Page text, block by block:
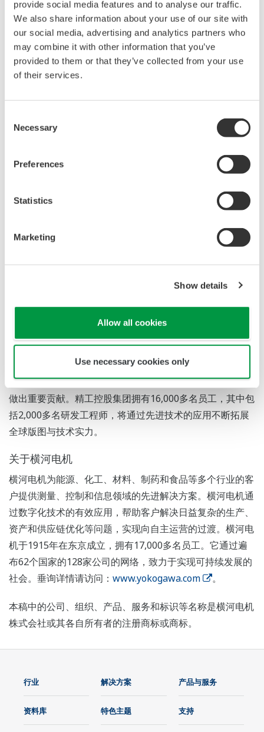
provide social media features and to analyse our traffic.
We also share information about your use of our site with
our social media, advertising and analytics partners who
may combine it with other information that you’ve
provided to them or that they’ve collected from your use
of their services.
Selection
Necessary
Preferences
Statistics
Marketing
Show details
Allow all cookies
Use necessary cookies only
精工控股集团CEO孙国君表示： “多年来，精工控股集团致
力于以技术创新驱动产业发展，在高性能纤维生产线技术、
端制造业提质升级。我们相信，这种合作模式将有力推动行
横河电机副总裁、执行董事兼市场营销总部负责人宫坂信义
（Nobuyoshi Miyasaka）表示：“我们很高兴与精工控股集
团合作，他们的技术和快速发展的业务领域与横河电机在资
待通过紧密合作，共同开发能显著提升运营效率与自主化水
关于精工控股集团
历经数十年发展，业务领域涵盖钢结构建筑、高端集成装
备、再生纤维、新型绿色建材、健康食品及保健产品等。精
工控股集团以技术创新见长，持续为工业发展与可持续事业
做出重要贡献。精工控股集团拥有16,000多名员工，其中包
括2,000多名研发工程师，将通过先进技术的应用不断拓展
全球版图与技术实力。
关于横河电机
横河电机为能源、化工、材料、制药和食品等多个行业的客
户提供测量、控制和信息领域的先进解决方案。横河电机通
过数字化技术的有效应用，帮助客户解决日益复杂的生产、
资产和供应链优化等问题，实现向自主运营的过渡。横河电
机于1915年在东京成立，拥有17,000多名员工。它通过遍
布62个国家的128家公司的网络，致力于实现可持续发展的
社会。垂询详情请访问： www.yokogawa.com 。
本稿中的公司、组织、产品、服务和标识等名称是横河电机
株式会社或其各自所有者的注册商标或商标。
行业 解决方案 产品与服务
资料库 特色主题 支持